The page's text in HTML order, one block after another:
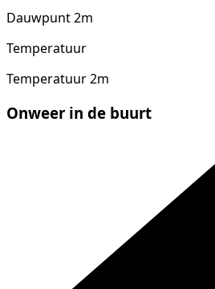
Dauwpunt 2m
Temperatuur
Temperatuur 2m
Onweer in de buurt